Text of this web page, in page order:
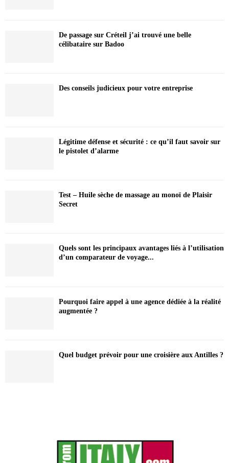
De passage sur Créteil j’ai trouvé une belle
célibataire sur Badoo
Des conseils judicieux pour votre entreprise
Légitime défense et sécurité : ce qu’il faut savoir sur
le pistolet d’alarme
Test – Huile sèche de massage au monoï de Plaisir
Secret
Quels sont les principaux avantages liés à l’utilisation
d’un comparateur de voyage...
Pourquoi faire appel à une agence dédiée à la réalité
augmentée ?
Quel budget prévoir pour une croisière aux Antilles ?